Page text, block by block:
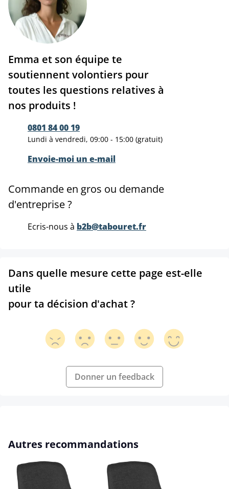
Emma et son équipe te
soutiennent volontiers pour
toutes les questions relatives à
nos produits !
0801 84 00 19
Lundi à vendredi, 09:00 - 15:00 (gratuit)
Envoie-moi un e-mail
Commande en gros ou demande
d'entreprise ?
Ecris-nous à b2b@tabouret.fr
Dans quelle mesure cette page est-elle
utile
pour ta décision d'achat ?
Donner un feedback
Ignorer la galerie de produits
Autres recommandations